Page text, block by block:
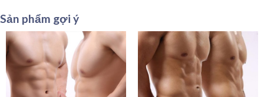
Sản phẩm gợi ý